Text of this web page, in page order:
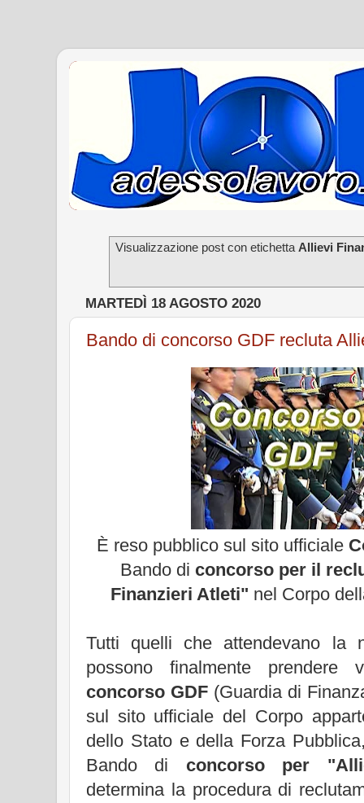
Visualizzazione post con etichettaAllievi
MARTEDÌ 18 AGOSTO 2020
Bando di concorso GDF recluta
È reso pubblico sul sito ufficiale
Bando di concorso per il
Finanzieri Atleti" nel Corpo
Tutti quelli che attendevano la
possono finalmente
concorso GDF (Guardia di
sul sito ufficiale del Corpo
dello Stato e della Forza
Bando di concorso per
determina la procedura di